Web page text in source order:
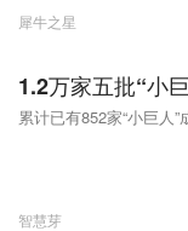
犀牛之星
1.2万家五批“小
累计已有852家“小巨人
智慧芽